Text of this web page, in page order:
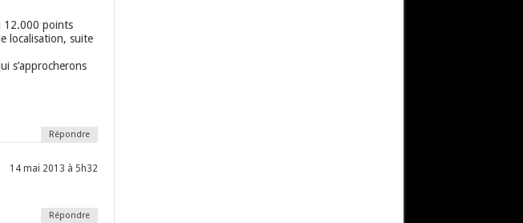
12.000 points
localisation, suite
s’approcherons
Répondre
14 mai 2013 à 5h32
Répondre